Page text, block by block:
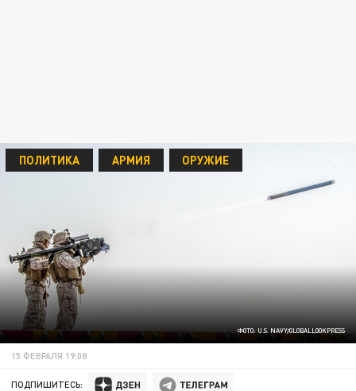
ФОТО: U.S. NAVY/GLOBALLOOKPRESS
ПОЛИТИКА АРМИЯ ОРУЖИЕ
15 ФЕВРАЛЯ 19:08
ПОДПИШИТЕСЬ: